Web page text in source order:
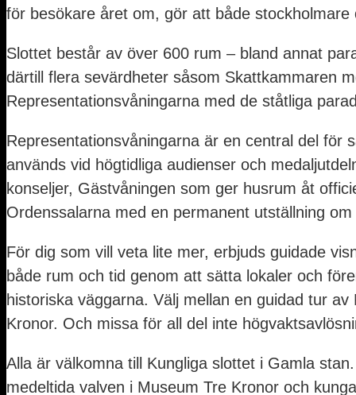
för besökare året om, gör att både
Slottet består av över 600 rum – bland annat
därtill flera sevärdheter såsom Skattkammaren
Representationsvåningarna med de ståtliga
Representationsvåningarna är en central del för
används vid högtidliga audienser och
konseljer, Gästvåningen som ger husrum åt
Ordenssalarna med en permanent utställning
För dig som vill veta lite mer, erbjuds guidade
både rum och tid genom att sätta lokaler och
historiska väggarna. Välj mellan en guidad tur
Kronor. Och missa för all del inte
Alla är välkomna till Kungliga slottet i Gamla
medeltida valven i Museum Tre Kronor och